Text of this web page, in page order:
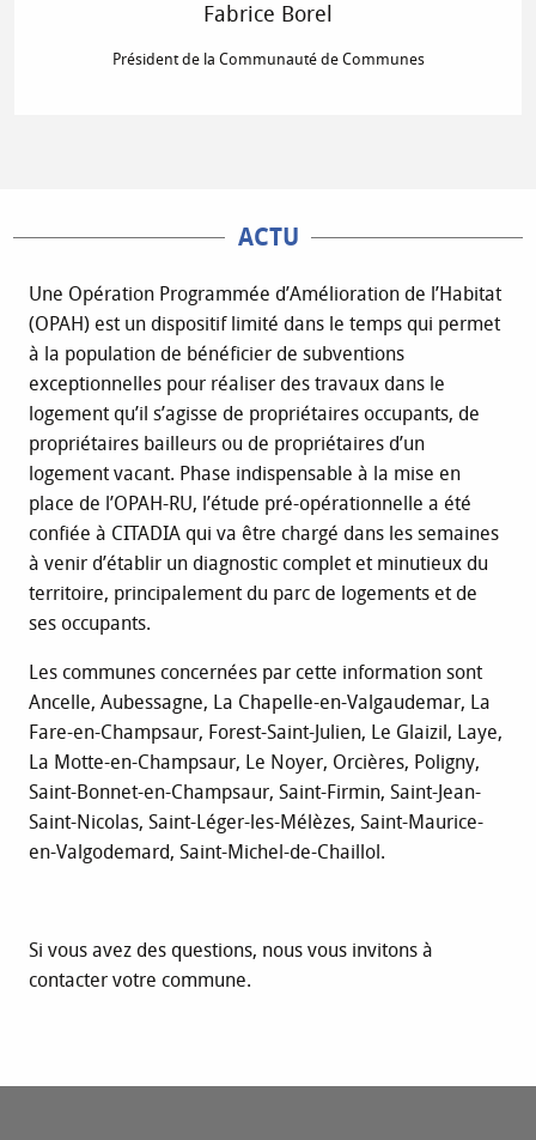
Fabrice Borel
Président de la Communauté de Communes
ACTU
Une Opération Programmée d’Amélioration de l’Habitat
(OPAH) est un dispositif limité dans le temps qui permet
à la population de bénéficier de subventions
exceptionnelles pour réaliser des travaux dans le
logement qu’il s’agisse de propriétaires occupants, de
propriétaires bailleurs ou de propriétaires d’un
logement vacant. Phase indispensable à la mise en
place de l’OPAH-RU, l’étude pré-opérationnelle a été
confiée à CITADIA qui va être chargé dans les semaines
à venir d’établir un diagnostic complet et minutieux du
territoire, principalement du parc de logements et de
ses occupants.
Les communes concernées par cette information sont
Ancelle, Aubessagne, La Chapelle-en-Valgaudemar, La
Fare-en-Champsaur, Forest-Saint-Julien, Le Glaizil, Laye,
La Motte-en-Champsaur, Le Noyer, Orcières, Poligny,
Saint-Bonnet-en-Champsaur, Saint-Firmin, Saint-Jean-
Saint-Nicolas, Saint-Léger-les-Mélèzes, Saint-Maurice-
en-Valgodemard, Saint-Michel-de-Chaillol.
Si vous avez des questions, nous vous invitons à
contacter votre commune.